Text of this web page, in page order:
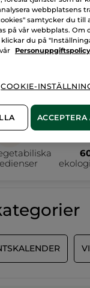
webbplatsens
samtycker du till
på vår webbplats. Om
du på
Personuppgiftspolicy
COOKIE-